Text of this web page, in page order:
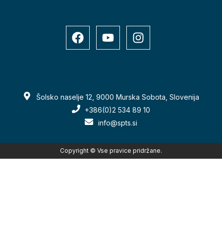
Šolsko naselje 12, 9000 Murska Sobota, Slovenija
+386(0)2 534 89 10
info@spts.si
Copyright © Vse pravice pridržane.